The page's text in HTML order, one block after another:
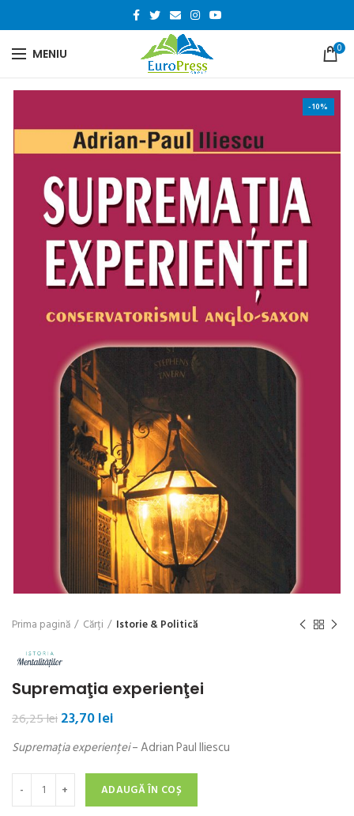
MENIU 0
-10%
Prima pagină Cărți Istorie & Politică
Supremaţia experienţei
26,25leiPrețul
a
26,25 lei.
23,70lei
este:
Supremaţia experienţei– Adrian Paul Iliescu
Cantitate Supremaţia experienţei
ADAUGĂ ÎN COȘ